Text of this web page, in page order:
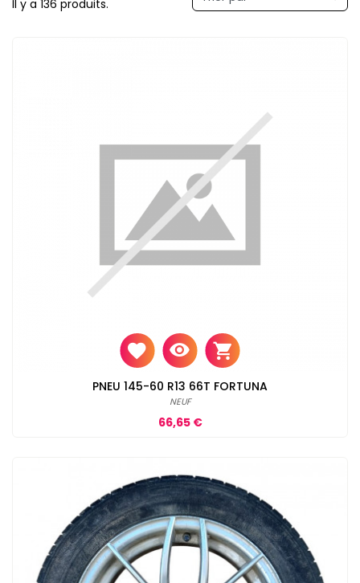
Il y a 136 produits.
PNEU 145-60 R13 66T FORTUNA
NEUF
Prix
66,65 €